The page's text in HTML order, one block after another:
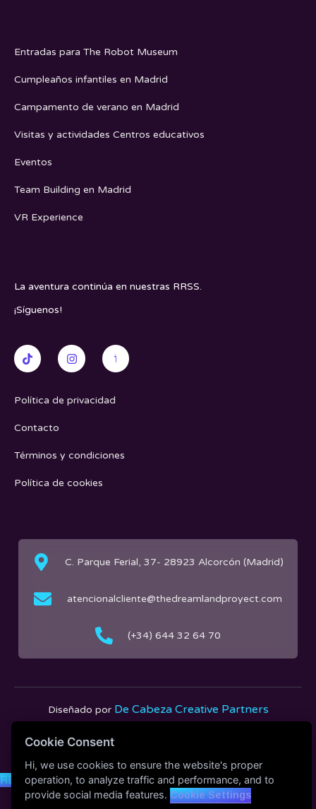
Entradas para The Robot Museum
Cumpleaños infantiles en Madrid
Campamento de verano en Madrid
Visitas y actividades Centros educativos
Eventos
Team Building en Madrid
VR Experience
La aventura continúa en nuestras RRSS.
¡Síguenos!
Política de privacidad
Contacto
Términos y condiciones
Política de cookies
C. Parque Ferial, 37- 28923 Alcorcón (Madrid)
atencionalcliente@thedreamlandproyect.com
(+34) 644 32 64 70
Diseñado por De Cabeza Creative Partners
Copyright The Dreamland Proÿect © 2025
Cookie Consent
Hi, we use cookies to ensure the website's proper
operation, to analyze traffic and performance, and to
provide social media features.Cookie Settings
RESERVA AHORA